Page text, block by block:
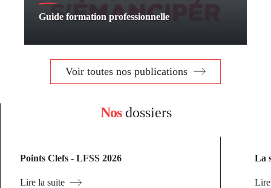
Guide formation professionnelle
Voir toutes nos publications
Nosdossiers
Points Clefs - LFSS 2026
Lire la suite
La